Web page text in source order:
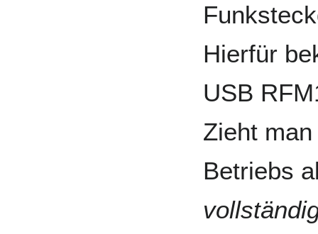
Hierfür
USB
Zieht
Betriebs